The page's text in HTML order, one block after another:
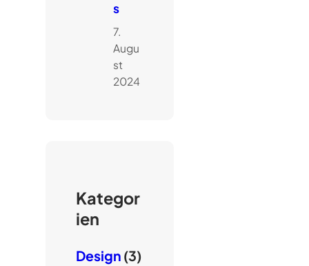
s
7.
Augu
st
2024
Kategor
ien
Design (3)